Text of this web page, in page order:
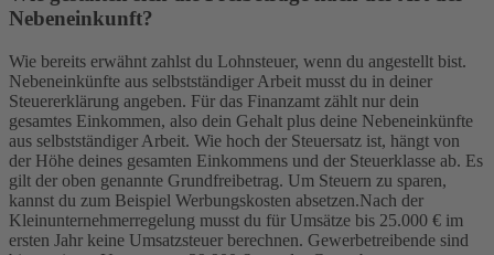
Nebeneinkunft?
Wie bereits erwähnt zahlst du Lohnsteuer, wenn du angestellt bist.
Nebeneinkünfte aus selbstständiger Arbeit musst du in deiner
Steuererklärung angeben. Für das Finanzamt zählt nur dein
gesamtes Einkommen, also dein Gehalt plus deine Nebeneinkünfte
aus selbstständiger Arbeit. Wie hoch der Steuersatz ist, hängt von
der Höhe deines gesamten Einkommens und der Steuerklasse ab. Es
gilt der oben genannte Grundfreibetrag. Um Steuern zu sparen,
kannst du zum Beispiel Werbungskosten absetzen.Nach der
Kleinunternehmerregelung musst du für Umsätze bis 25.000 € im
ersten Jahr keine Umsatzsteuer berechnen. Gewerbetreibende sind